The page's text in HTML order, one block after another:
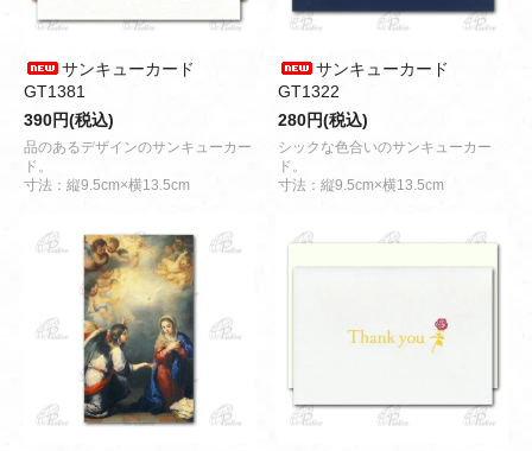
サンキューカード
GT1381
390円(税込)
品のあるデザインのサンキューカー
ド。
寸法：縦9.5cm×横13.5cm
サンキューカード
GT1322
280円(税込)
シックな色合いのサンキューカー
ド。
寸法：縦9.5cm×横13.5cm